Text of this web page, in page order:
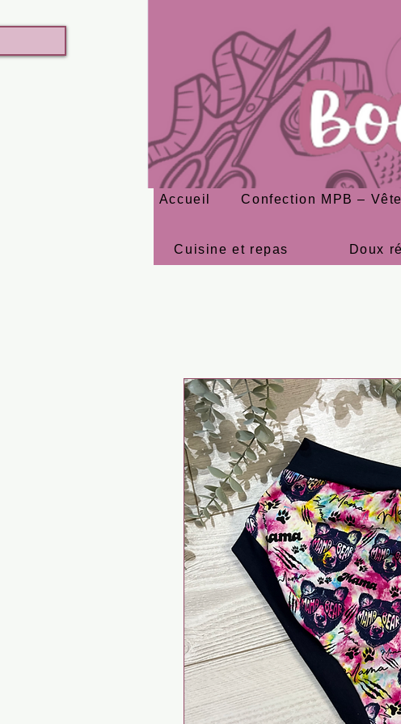
Accueil Confection MPB –
Cuisine et repas Doux